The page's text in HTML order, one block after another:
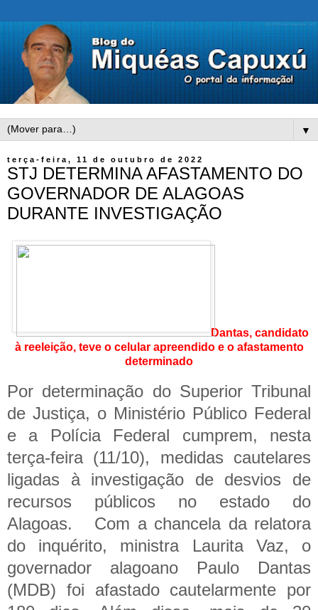
▼
terça-feira, 11 de outubro de 2022
STJ DETERMINA AFASTAMENTO DO
GOVERNADOR DE ALAGOAS
DURANTE INVESTIGAÇÃO
Dantas, candidato
à reeleição, teve o celular apreendido e o afastamento
determinado
Por determinação do Superior Tribunal
de Justiça, o Ministério Público Federal
e a Polícia Federal cumprem, nesta
terça-feira (11/10), medidas cautelares
ligadas à investigação de desvios de
recursos públicos no estado do
Alagoas. Com a chancela da relatora
do inquérito, ministra Laurita Vaz, o
governador alagoano Paulo Dantas
(MDB) foi afastado cautelarmente por